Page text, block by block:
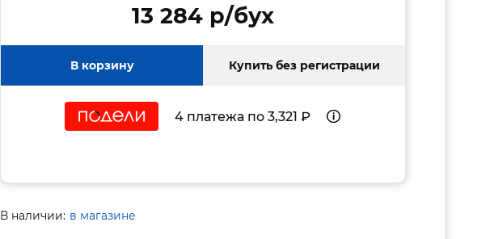
13 284 p/бух
В корзину Купить без регистрации
4 платежа по 3,321 ₽
В наличии: в магазине